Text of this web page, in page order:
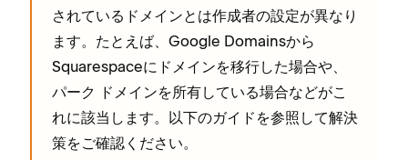
されているドメインとは作成者の設定が異なり
ます⁠。たとえば⁠、Google Domainsから
Squarespaceにドメインを移行した場合や⁠、
パ⁠ーク ドメインを所有している場合などがこ
れに該当します⁠。以下のガイドを参照して解決
策をご確認ください⁠。